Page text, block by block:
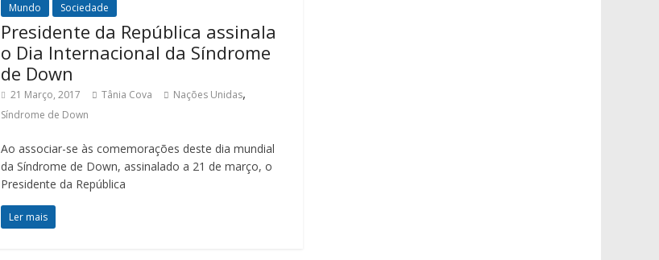
Mundo Sociedade
Presidente da República assinala
o Dia Internacional da Síndrome
de Down
21 Março, 2017 Tânia Cova Nações Unidas,
Síndrome de Down
Ao associar-se às comemorações deste dia mundial
da Síndrome de Down, assinalado a 21 de março, o
Presidente da República
Ler mais